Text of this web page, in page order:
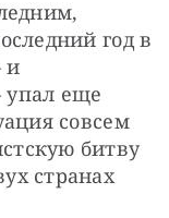
год в
и
еще
совсем
битву
странах